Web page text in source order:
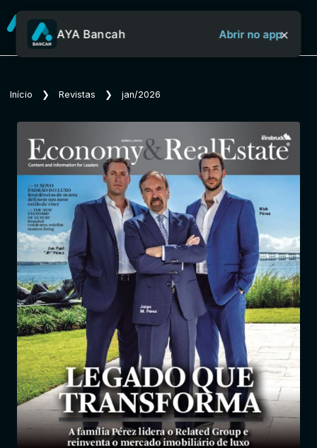
Sobre o Aya Bancah
Início
Revistas
Jornais
Notícias
Entrar
AYA Bancah Abrir no app×
Início ❯ Revistas ❯ jan/2026